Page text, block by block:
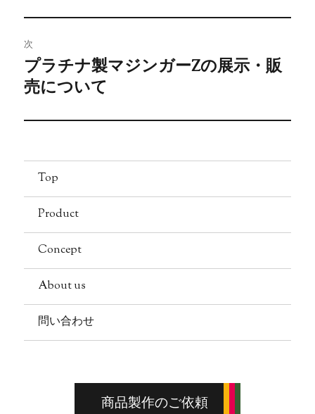
ナ
ビ
ゲ
ー
シ
ョ
ン
投
稿:
次
次
の
稿:
プラチナ製マジンガーZの展示・販
売について
Top
Product
Concept
About us
問い合わせ
商品製作のご依頼